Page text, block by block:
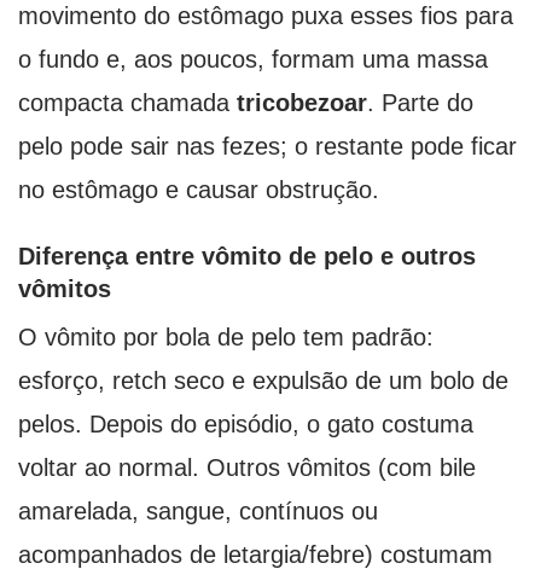
movimento do estômago puxa esses fios para
o fundo e, aos poucos, formam uma massa
compacta chamada tricobezoar. Parte do
pelo pode sair nas fezes; o restante pode ficar
no estômago e causar obstrução.
Diferença entre vômito de pelo e outros
vômitos
O vômito por bola de pelo tem padrão:
esforço, retch seco e expulsão de um bolo de
pelos. Depois do episódio, o gato costuma
voltar ao normal. Outros vômitos (com bile
amarelada, sangue, contínuos ou
acompanhados de letargia/febre) costumam